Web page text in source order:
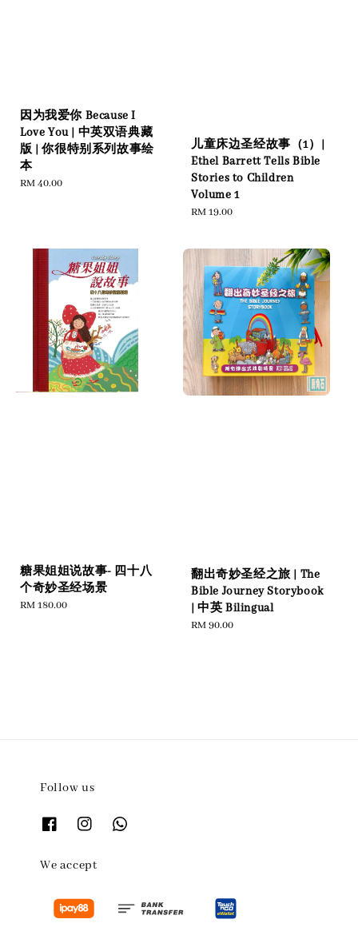
因为我爱你 Because I
Love You | 中英双语典藏
版 | 你很特别系列故事绘
本
Regular
RM 40.00
儿童床边圣经故事（1）|
Ethel Barrett Tells Bible
Stories to Children
Volume 1
Regular
RM 19.00
糖果姐姐说故事- 四十八
个奇妙圣经场景
Regular
RM 180.00
翻出奇妙圣经之旅 | The
Bible Journey Storybook
| 中英 Bilingual
Regular
RM 90.00
Follow us
We accept